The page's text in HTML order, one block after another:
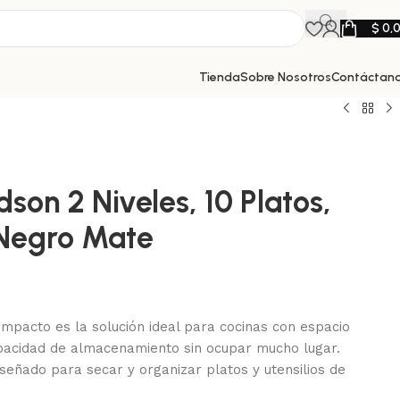
$
TiendaSobre Nosotros
2 Niveles, 10 Platos,
Mate
es la solución ideal para cocinas con espacio
de almacenamiento sin ocupar mucho lugar.
para secar y organizar platos y utensilios de